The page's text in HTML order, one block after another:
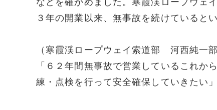
などを確かめました。寒霞渓ロープウェ
３年の開業以来、無事故を続けていると
（寒霞渓ロープウェイ索道部 河西純一部
「６２年間無事故で営業しているこれか
練・点検を行って安全確保していきたい」